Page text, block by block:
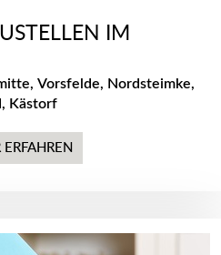
IM
Vorsfelde, Nordsteimke,
Kästorf
ERFAHREN